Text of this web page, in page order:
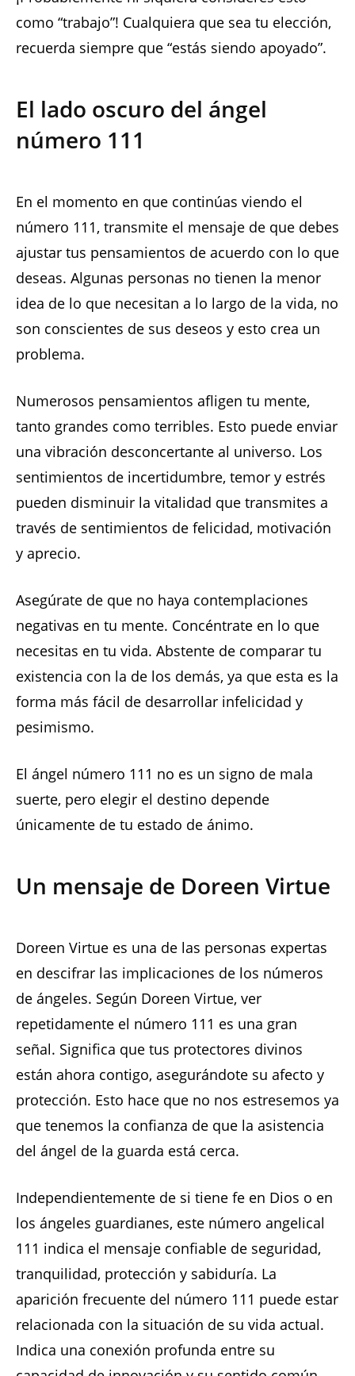
como “trabajo”! Cualquiera que sea tu elección,
recuerda siempre que “estás siendo apoyado”.
El lado oscuro del ángel
número 111
En el momento en que continúas viendo el
número 111, transmite el mensaje de que debes
ajustar tus pensamientos de acuerdo con lo que
deseas. Algunas personas no tienen la menor
idea de lo que necesitan a lo largo de la vida, no
son conscientes de sus deseos y esto crea un
problema.
Numerosos pensamientos afligen tu mente,
tanto grandes como terribles. Esto puede enviar
una vibración desconcertante al universo. Los
sentimientos de incertidumbre, temor y estrés
pueden disminuir la vitalidad que transmites a
través de sentimientos de felicidad, motivación
y aprecio.
Asegúrate de que no haya contemplaciones
negativas en tu mente. Concéntrate en lo que
necesitas en tu vida. Abstente de comparar tu
existencia con la de los demás, ya que esta es la
forma más fácil de desarrollar infelicidad y
pesimismo.
El ángel número 111 no es un signo de mala
suerte, pero elegir el destino depende
únicamente de tu estado de ánimo.
Un mensaje de Doreen Virtue
Doreen Virtue es una de las personas expertas
en descifrar las implicaciones de los números
de ángeles. Según Doreen Virtue, ver
repetidamente el número 111 es una gran
señal. Significa que tus protectores divinos
están ahora contigo, asegurándote su afecto y
protección. Esto hace que no nos estresemos ya
que tenemos la confianza de que la asistencia
del ángel de la guarda está cerca.
Independientemente de si tiene fe en Dios o en
los ángeles guardianes, este número angelical
111 indica el mensaje confiable de seguridad,
tranquilidad, protección y sabiduría. La
aparición frecuente del número 111 puede estar
relacionada con la situación de su vida actual.
Indica una conexión profunda entre su